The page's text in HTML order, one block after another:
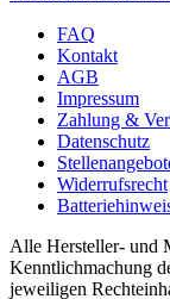
FAQ
Kontakt
AGB
Impressum
Zahlung &
Datenschutz
Widerrufsrecht
Alle Hersteller- und
Kenntlichmachung
jeweiligen